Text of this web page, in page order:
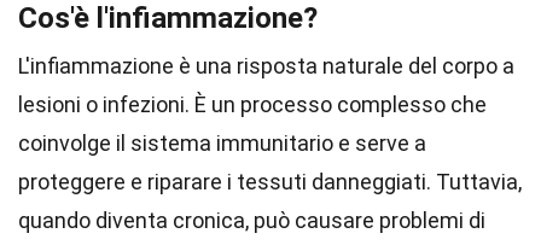
Cos'è l'infiammazione?
L'infiammazione è una risposta naturale del corpo a
lesioni o infezioni. È un processo complesso che
coinvolge il sistema immunitario e serve a
proteggere e riparare i tessuti danneggiati. Tuttavia,
quando diventa cronica, può causare problemi di